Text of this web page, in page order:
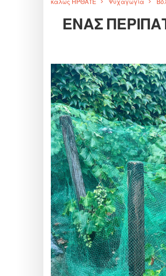
καλως ΗΡΘΑΤΕ Ψυχαγωγία
ΈΝΑΣ